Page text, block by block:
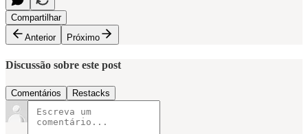
Compartilhar
Anterior
Próximo
Discussão sobre este post
Comentários Restacks